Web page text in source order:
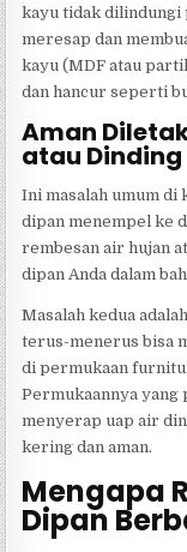
kayu tidak dilindungi
meresap dan
kayu (MDF atau
dan hancur seperti
Aman
atau
Ini masalah umum di
dipan menempel ke
rembesan air hujan
dipan Anda dalam
Masalah kedua
terus-menerus bisa
di permukaan
Permukaannya yang
menyerap uap air
kering dan aman.
Mengapa
Dipan